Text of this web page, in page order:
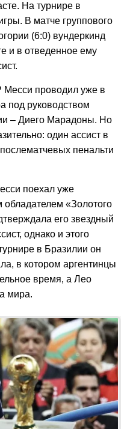
На турнире в
В матче группового
(6:0) вундеркинд
и в отведенное ему
проводил уже в
под руководством
– Диего Марадоны. Но
один ассист в
пенальти
поехал уже
«Золотого
его звездный
однако и этого
в Бразилии он
в котором аргентинцы
время, а Лео
мира.